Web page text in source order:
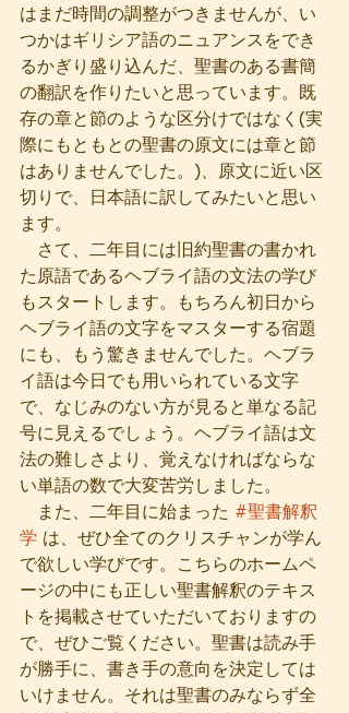
はまだ時間の調整がつきませんが、い
つかはギリシア語のニュアンスをでき
るかぎり盛り込んだ、聖書のある書簡
の翻訳を作りたいと思っています。既
存の章と節のような区分けではなく(実
際にもともとの聖書の原文には章と節
はありませんでした。)、原文に近い区
切りで、日本語に訳してみたいと思い
ます。
さて、二年目には旧約聖書の書かれ
た原語であるヘブライ語の文法の学び
もスタートします。もちろん初日から
ヘブライ語の文字をマスターする宿題
にも、もう驚きませんでした。ヘブラ
イ語は今日でも用いられている文字
で、なじみのない方が見ると単なる記
号に見えるでしょう。ヘブライ語は文
法の難しさより、覚えなければならな
い単語の数で大変苦労しました。
また、二年目に始まった #聖書解釈
学 は、ぜひ全てのクリスチャンが学ん
で欲しい学びです。こちらのホームペ
ージの中にも正しい聖書解釈のテキス
トを掲載させていただいておりますの
で、ぜひご覧ください。聖書は読み手
が勝手に、書き手の意向を決定しては
いけません。それは聖書のみならず全